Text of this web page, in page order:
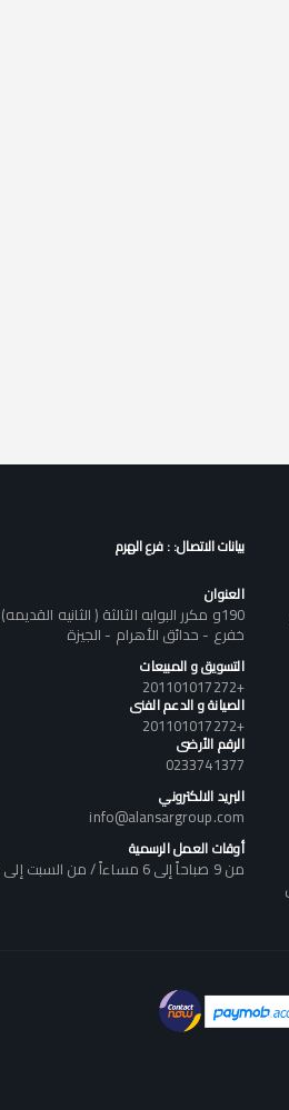
بيانات الاتصال: : فرع الهرم
العنوان
190و مكرر البوابه الثالثة ( الثانيه
خفرع - حدائق الأهرام - الجيزة
التسويق و المبيعات
+201101017272
الصيانة و الدعم الفنى
+201101017272
الرقم الأرضى
0233741377
البريد الالكتروني
info@alansargroup.com
أوقات العمل الرسمية
من 9 صباحاً إلى 6 مساءاً / من السبت إلى الخميس